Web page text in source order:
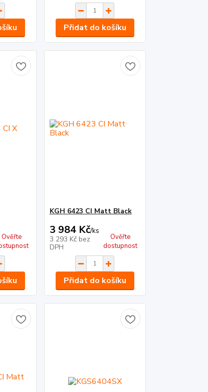
Přidat do košíku
Ověřte
KGH 6423 CI Matt Black
3 984 Kč/ks
3 293 Kč bez
DPH
Ověřte
dostupnost
Přidat do košíku